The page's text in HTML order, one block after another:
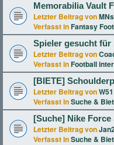
Memorabilia Vault
Letzter Beitrag von
Verfasst in Fantasy
Spieler gesucht für
Letzter Beitrag von
Verfasst in Football
[BIETE]
Letzter Beitrag vonW51
Verfasst inSuche &
[Suche] Nike Force
Letzter Beitrag von
Verfasst inSuche &